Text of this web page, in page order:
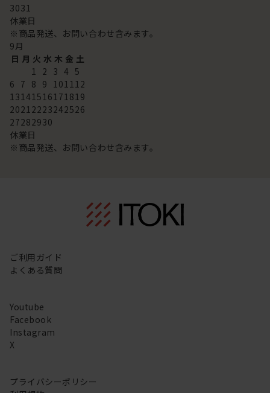
3031
休業日
※商品発送、お問い合わせ含みます。
9 月
日 月 火 水 木 金 土
1
2 3 4 5
6 7 8 9 10 11 12
13 14 15 16 17 18 19
2021 2223242526
27282930
休業日
※商品発送、お問い合わせ含みます。
ご利用ガイド
よくある質問
Youtube
Facebook
Instagram
X
プライバシーポリシー